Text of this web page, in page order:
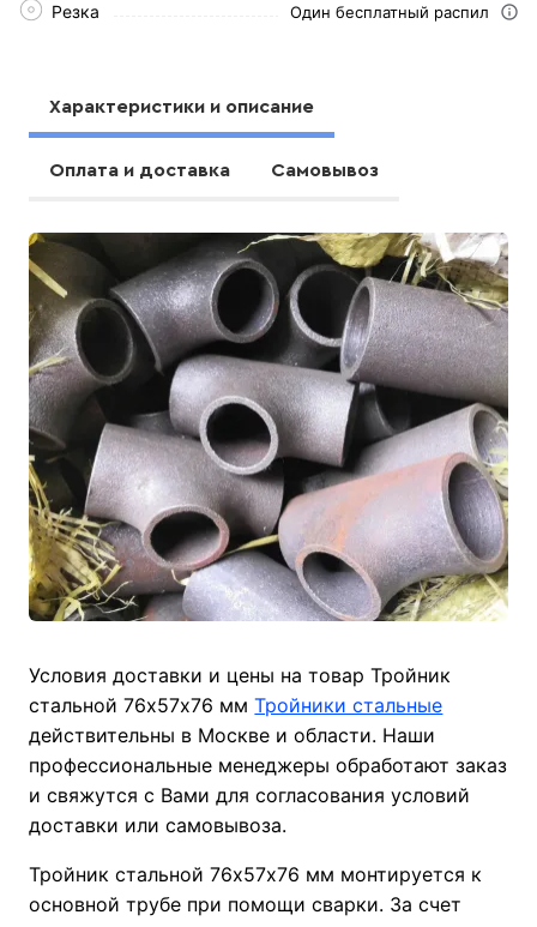
Резка Один бесплатный распил
Характеристики и описание
Оплата и доставка Самовывоз
Условия доставки и цены на товар Тройник
стальной 76х57х76 ммТройники стальные
действительны в Москве и области. Наши
профессиональные менеджеры обработают заказ
и свяжутся с Вами для согласования условий
доставки или самовывоза.
Тройник стальной 76х57х76 мм монтируется к
основной трубе при помощи сварки. За счет